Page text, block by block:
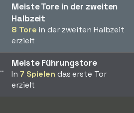
Meiste Tore in der zweiten
Halbzeit
8 Tore in der zweiten Halbzeit
erzielt
Meiste Führungstore
In 7 Spielen das erste Tor
erzielt